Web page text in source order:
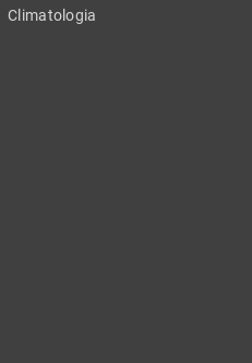
Climatologia